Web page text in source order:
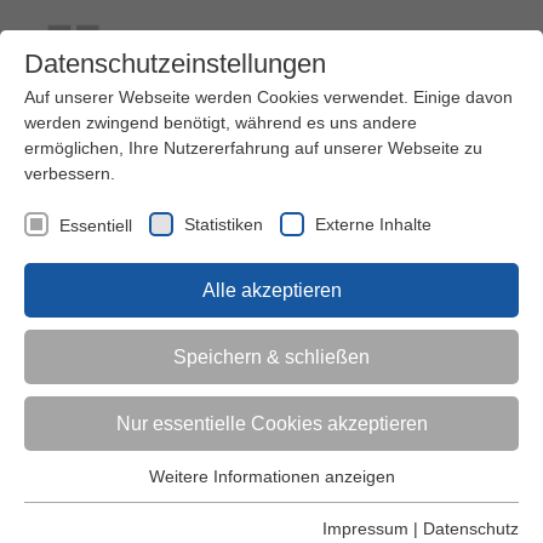
Kontakt Ihre Meinung ist uns wichtig!
Kinder (0-6)
Grundschulkinder
Jugendliche
Datenschutzeinstellungen
Auf unserer Webseite werden Cookies verwendet. Einige davon
werden zwingend benötigt, während es uns andere
ermöglichen, Ihre Nutzererfahrung auf unserer Webseite zu
verbessern.
Essentiell Statistiken Externe Inhalte
Alle akzeptieren
Speichern & schließen
Nur essentielle Cookies akzeptieren
Essentielle Cookies werden für grundlegende Funktionen der
Weitere Informationen anzeigen
Impressum | Datenschutz